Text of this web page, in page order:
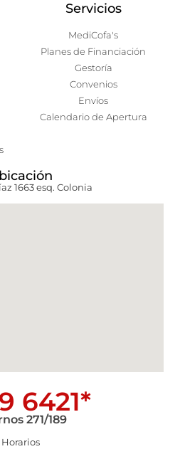
Servicios
MediCofa's
Planes de Financiación
Gestoría
Convenios
Envíos
Calendario de Apertura
1663 esq. Colonia
6421*
271/189
Horarios